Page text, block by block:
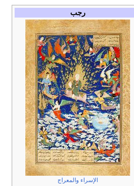
رجب
الإسراء والمعراج